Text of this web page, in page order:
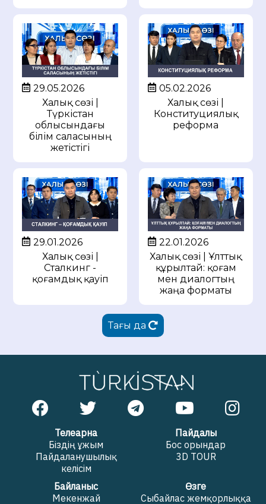
29.05.2026
Халық сөзі |
Түркістан
облысындағы
білім саласының
жетістігі
05.02.2026
Халық сөзі |
Конституциялық
реформа
29.01.2026
Халық сөзі |
Сталкинг -
қоғамдық қауіп
22.01.2026
Халық сөзі | Ұлттық
құрылтай: қоғам
мен диалогтың
жаңа форматы
Тағы да
Телеарна
Біздің ұжым
Пайдаланушылық
келісім
Пайдалы
Бос орындар
3D TOUR
Байланыс
Мекенжай
Өзге
Сыбайлас жемқорлыққа